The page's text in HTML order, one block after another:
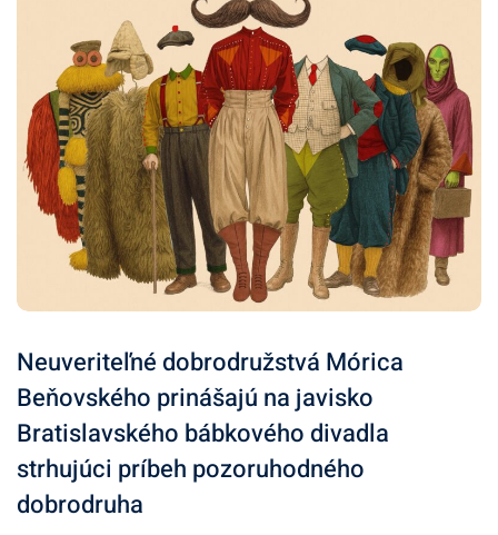
Neuveriteľné dobrodružstvá Mórica
Beňovského prinášajú na javisko
Bratislavského bábkového divadla
strhujúci príbeh pozoruhodného
dobrodruha